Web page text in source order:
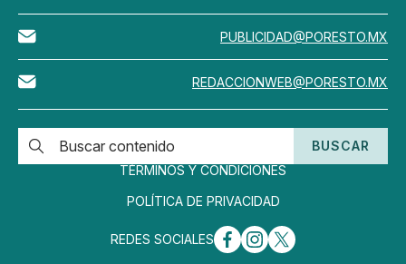
PUBLICIDAD@PORESTO.MX
REDACCIONWEB@PORESTO.MX
BUSCAR
TÉRMINOS Y CONDICIONES
POLÍTICA DE PRIVACIDAD
REDES SOCIALES